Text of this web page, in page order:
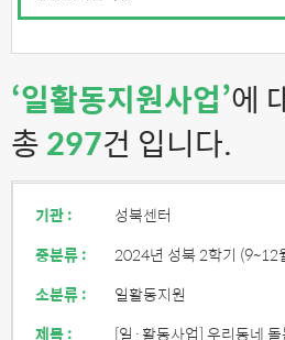
‘일활동지원사업’에
총297건 입니다.
기관 :
성북센터
중분류 :
2024년 성북 2학기 (9~12
소분류 :
일활동지원
제목 :
[일·활동사업] 우리동네